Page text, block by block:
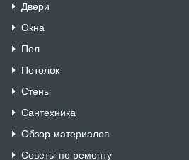
Двери
Окна
Пол
Потолок
Стены
Сантехника
Обзор материалов
Советы по ремонту